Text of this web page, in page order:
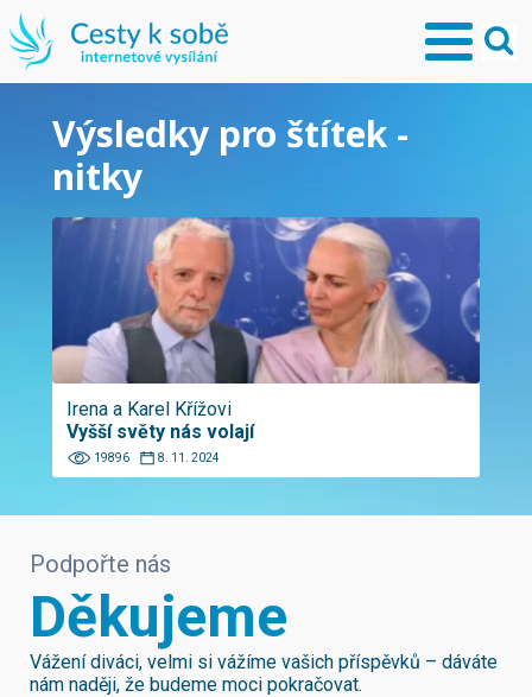
Výsledky pro štítek -
nitky
Irena a Karel Křížovi
Vyšší světy nás volají
19896 8. 11. 2024
Podpořte nás
Děkujeme
Vážení diváci, velmi si vážíme vašich příspěvků – dáváte
nám naději, že budeme moci pokračovat.